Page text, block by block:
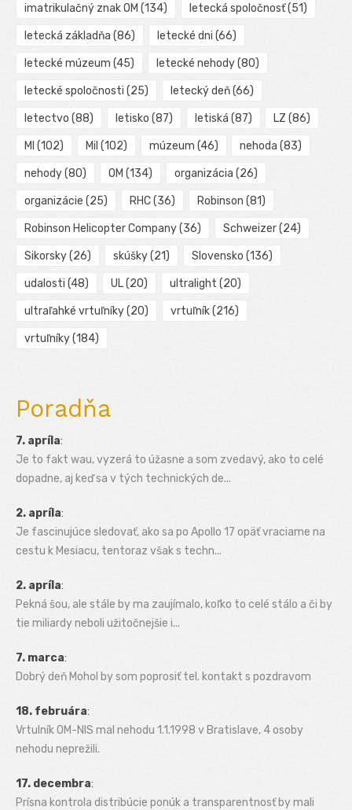
imatrikulačný znak OM (134) letecká spoločnosť(51)
letecká základňa (86) letecké dni (66)
letecké múzeum (45) letecké nehody(80)
letecké spoločnosti (25) letecký deň(66)
letectvo (88) letisko (87) letiská (87) LZ (86)
MI (102) Mil (102) múzeum (46) nehoda (83)
nehody(80) OM (134) organizácia (26)
organizácie (25) RHC(36) Robinson (81)
Robinson Helicopter Company(36) Schweizer(24)
Sikorsky(26) skúšky(21) Slovensko (136)
udalosti (48) UL(20) ultralight (20)
ultraľahké vrtuľníky(20) vrtuľník(216)
vrtuľníky(184)
Poradňa
7. apríla:
Je to fakt wau, vyzerá to úžasne a som zvedavý, ako to celé
dopadne, aj keď sa v tých technických de...
2. apríla:
Je fascinujúce sledovať, ako sa po Apollo 17 opäť vraciame na
cestu k Mesiacu, tentoraz však s techn...
2. apríla:
Pekná šou, ale stále by ma zaujímalo, koľko to celé stálo a či by
tie miliardy neboli užitočnejšie i...
7. marca:
Dobrý deň Mohol by som poprosiť tel. kontakt s pozdravom
18. februára:
Vrtulník OM-NIS mal nehodu 1.1.1998 v Bratislave, 4 osoby
nehodu neprežili.
17. decembra:
Prísna kontrola distribúcie ponúk a transparentnosť by mali